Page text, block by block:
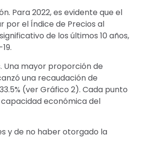
Para 2022, es evidente que el
por el Índice de Precios al
de los últimos 10 años,
Una mayor proporción de
una recaudación de
(ver Gráfico 2). Cada punto
capacidad económica del
y de no haber otorgado la